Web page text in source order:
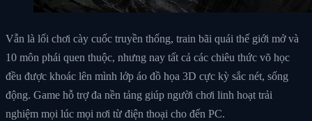
Vẫn là lối chơi cày cuốc truyền thống, train bãi quái thế giới mở và
10 môn phái quen thuộc, nhưng nay tất cả các chiêu thức võ học
đều được khoác lên mình lớp áo đồ họa 3D cực kỳ sắc nét, sống
động. Game hỗ trợ đa nền tảng giúp người chơi linh hoạt trải
nghiệm mọi lúc mọi nơi từ điện thoại cho đến PC.